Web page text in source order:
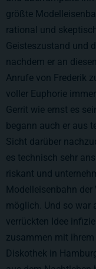
größte
rational und
Geisteszustand und
nachdem er an
Anrufe von Frederik
voller Euphorie
Gerrit wie ernst es
begann auch er aus
Sicht darüber
es technisch sehr
riskant und
Modelleisenbahn der
möglich. Und so war
verrückten Idee
zusammen mit
Diskothek in